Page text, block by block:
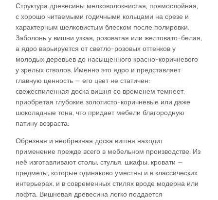
Структура древесины мелковолокнистая, прямослойная,
с хорошо читаемыми годичными кольцами на срезе и
характерным шелковистым блеском после полировки.
Заболонь у вишни узкая, розоватая или желтовато-белая,
а ядро варьируется от светло-розовых оттенков у
молодых деревьев до насыщенного красно-коричневого
у зрелых стволов. Именно это ядро и представляет
главную ценность — его цвет не статичен:
свежеспиленная доска вишня со временем темнеет,
приобретая глубокие золотисто-коричневые или даже
шоколадные тона, что придает мебели благородную
патину возраста.​
Обрезная и необрезная доска вишня находит
применение прежде всего в мебельном производстве. Из
неё изготавливают столы, стулья, шкафы, кровати —
предметы, которые одинаково уместны и в классических
интерьерах, и в современных стилях вроде модерна или
лофта. Вишневая древесина легко поддается